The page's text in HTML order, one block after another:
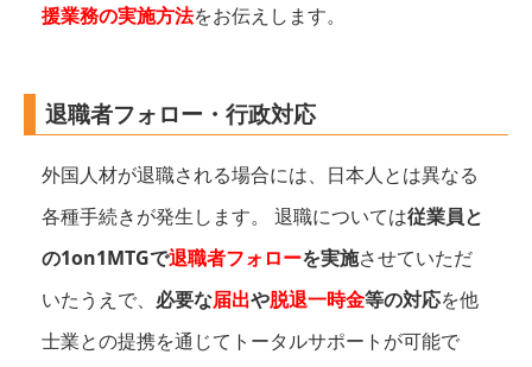
援業務の実施方法をお伝えします。
退職者フォロー・行政対応
外国人材が退職される場合には、日本人とは異なる
各種手続きが発生します。 退職については従業員と
の1on1MTGで退職者フォローを実施させていただ
いたうえで、 必要な届出や脱退一時金等の対応を他
士業との提携を通じてトータルサポートが可能で